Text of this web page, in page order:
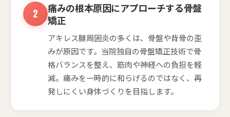
痛みの根本原因にアプローチする骨盤
矯正
アキレス腱周囲炎の多くは、骨盤や背骨の歪
みが原因です。当院独自の骨盤矯正技術で骨
格バランスを整え、筋肉や神経への負担を軽
減。痛みを一時的に和らげるのではなく、再
発しにくい身体づくりを目指します。